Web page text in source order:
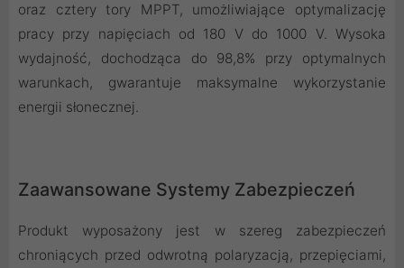
oraz cztery tory MPPT, umożliwiające optymalizację
pracy przy napięciach od 180 V do 1000 V. Wysoka
wydajność, dochodząca do 98,8% przy optymalnych
warunkach, gwarantuje maksymalne wykorzystanie
energii słonecznej.
Zaawansowane Systemy Zabezpieczeń
Produkt wyposażony jest w szereg zabezpieczeń
chroniących przed odwrotną polaryzacją, przepięciami,